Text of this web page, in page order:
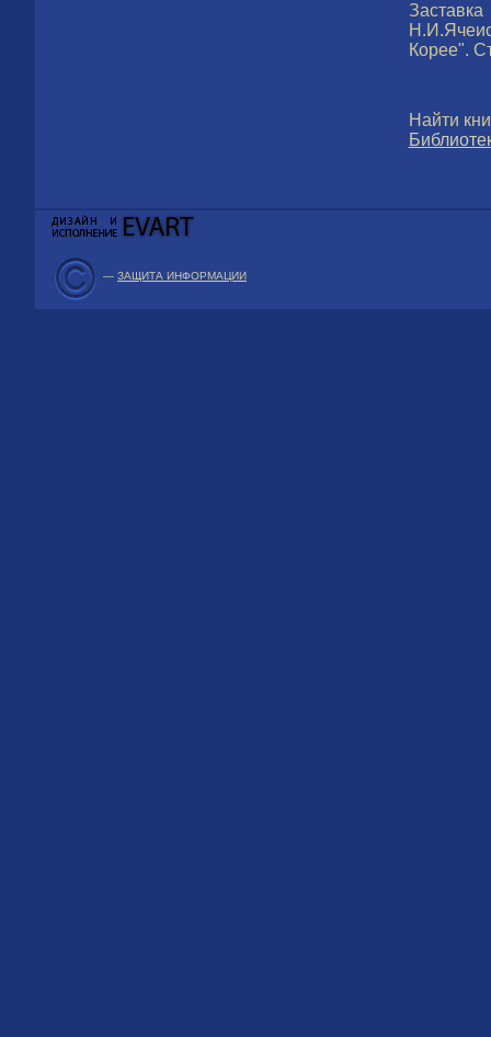
Корее".
Найти
— ЗАЩИТА ИНФОРМАЦИИ